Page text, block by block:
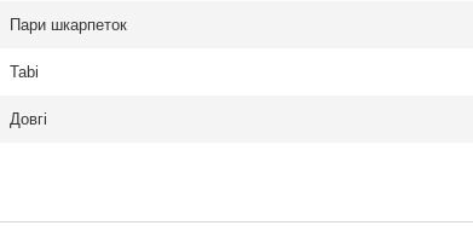
Пари шкарпеток
Tabi
Довгі